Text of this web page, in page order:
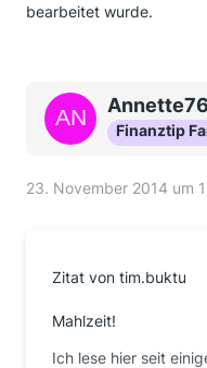
bearbeitet wurde.
Annette76
Finanztip
23. November 2014 um
Zitat von tim.buktu
Mahlzeit!
Ich lese hier seit